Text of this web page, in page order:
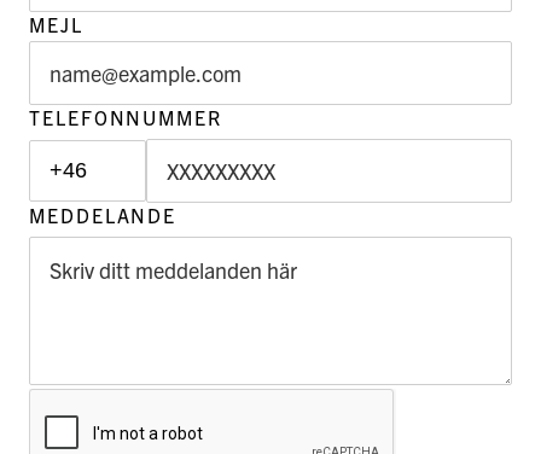
MEJL
TELEFONNUMMER
MEDDELANDE